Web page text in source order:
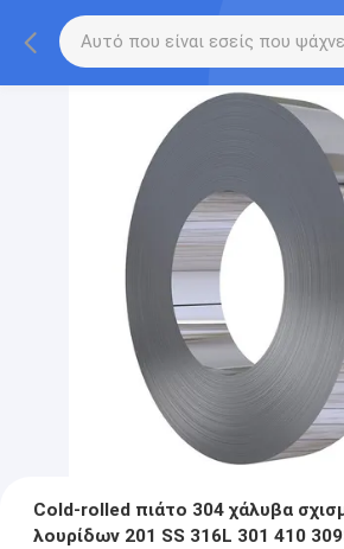
Cold-rolled πιάτο 304 χάλυβα
λουρίδων 201 SS 316L 301 410